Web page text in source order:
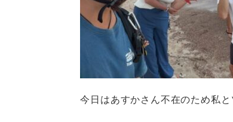
今日はあすかさん不在のため私